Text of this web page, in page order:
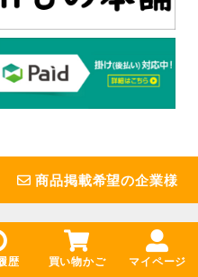
商品掲載希望の企業様
インフォメーション
会社概要
歴 買い物かご マイページ